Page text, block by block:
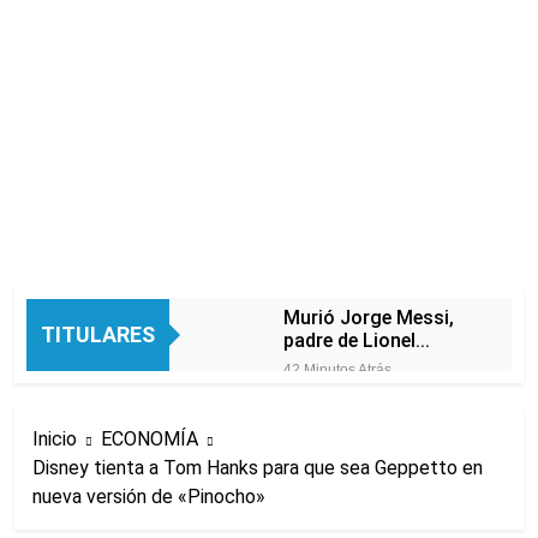
TITULARES
Murió Jorge Messi,
padre de Lionel
Messi, a los 68 años
42 Minutos Atrás
abuso sexual
La CGT y las dos
Inicio
ECONOMÍA
Disney tienta a Tom Hanks para que sea Geppetto en
nueva versión de «Pinocho»